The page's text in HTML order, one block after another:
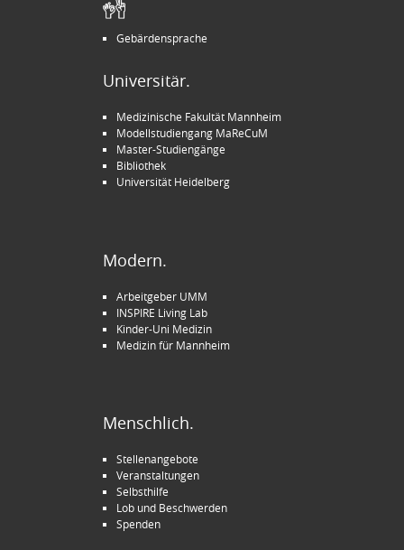
Gebärdensprache
Universitär.
Medizinische Fakultät Mannheim
Modellstudiengang MaReCuM
Master-Studiengänge
Bibliothek
Universität Heidelberg
Modern.
Arbeitgeber UMM
INSPIRE Living Lab
Kinder-Uni Medizin
Medizin für Mannheim
Menschlich.
Stellenangebote
Veranstaltungen
Selbsthilfe
Lob und Beschwerden
Spenden